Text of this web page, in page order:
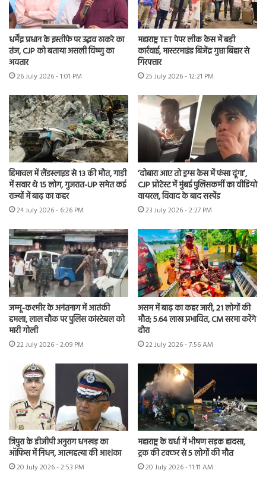
धर्मेंद्र प्रधान के इस्तीफे पर उद्धव ठाकरे का
तंज, CJP को बताया असली विष्णु का
अवतार
26 July 2026 - 1:01 PM
महाराष्ट्र TET पेपर लीक केस में बड़ी
कार्रवाई, मास्टरमाइंड बिजेंद्र गुप्ता बिहार से
गिरफ्तार
25 July 2026 - 12:21 PM
हिमाचल में लैंडस्लाइड से 13 की मौत, गाड़ी
में सवार थे 15 लोग, गुजरात-UP समेत कई
राज्यों में बाढ़ का कहर
24 July 2026 - 6:26 PM
‘दोबारा आए तो ड्रग्स केस में फंसा दूंगा’,
CJP प्रोटेस्ट में मुंबई पुलिसकर्मी का वीडियो
वायरल, विवाद के बाद सस्पेंड
23 July 2026 - 2:27 PM
जम्मू-कश्मीर के अनंतनाग में आतंकी
हमला, लाल चौक पर पुलिस कांस्टेबल को
मारी गोली
22 July 2026 - 2:09 PM
असम में बाढ़ का कहर जारी, 21 लोगों की
मौत; 5.64 लाख प्रभावित, CM सरमा करेंगे
दौरा
22 July 2026 - 7:56 AM
त्रिपुरा के डीजीपी अनुराग धनखड़ का
ऑफिस में निधन, आत्महत्या की आशंका
20 July 2026 - 2:53 PM
महाराष्ट्र के वर्धा में भीषण सड़क हादसा,
ट्रक की टक्कर से 5 लोगों की मौत
20 July 2026 - 11:11 AM